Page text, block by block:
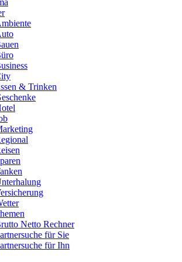
& Trinken
Netto Rechner
für Sie
für Ihn